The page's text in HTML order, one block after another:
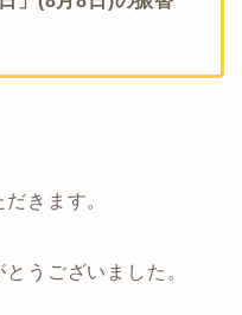
きます。
うございました。